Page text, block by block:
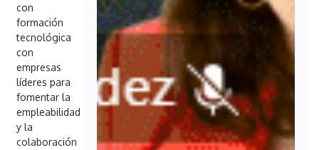
con
formación
tecnológica
con
empresas
líderes para
fomentar la
empleabilidad
y la
colaboración